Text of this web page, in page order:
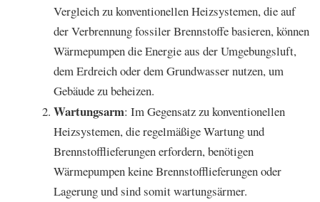
Vergleich zu konventionellen Heizsystemen, die auf
der Verbrennung fossiler Brennstoffe basieren, können
Wärmepumpen die Energie aus der Umgebungsluft,
dem Erdreich oder dem Grundwasser nutzen, um
Gebäude zu beheizen.
Wartungsarm: Im Gegensatz zu konventionellen
Heizsystemen, die regelmäßige Wartung und
Brennstofflieferungen erfordern, benötigen
Wärmepumpen keine Brennstofflieferungen oder
Lagerung und sind somit wartungsärmer.